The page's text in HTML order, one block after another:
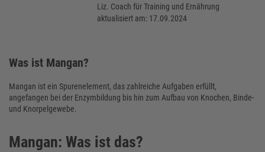
Liz. Coach für Training und Ernährung
aktualisiert am: 17.09.2024
Was ist Mangan?
Mangan ist ein Spurenelement, das zahlreiche Aufgaben erfüllt,
angefangen bei der Enzymbildung bis hin zum Aufbau von Knochen, Binde-
und Knorpelgewebe.
Mangan: Was ist das?